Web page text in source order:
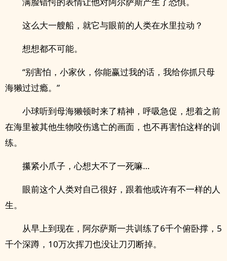
这么大一艘船，就它与眼前的人类在水里拉动？
想想都不可能。
“别害怕，小家伙，你能赢过我的话，我给你抓只母
海獭过过瘾。”
小球听到母海獭顿时来了精神，呼吸急促，想着之前
在海里被其他生物咬伤逃亡的画面，也不再害怕这样的训
练。
攥紧小爪子，心想大不了一死嘛…
眼前这个人类对自己很好，跟着他或许有不一样的人
生。
从早上到现在，阿尔萨斯一共训练了6千个俯卧撑，5
千个深蹲，10万次挥刀也没让刀刃断掉。